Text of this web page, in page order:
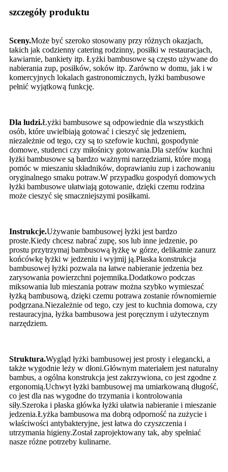
szczegóły produktu
Sceny.Może być szeroko stosowany przy różnych okazjach,
takich jak codzienny catering rodzinny, posiłki w restauracjach,
kawiarnie, bankiety itp. Łyżki bambusowe są często używane do
nabierania zup, posiłków, soków itp. Zarówno w domu, jak i w
komercyjnych lokalach gastronomicznych, łyżki bambusowe
pełnić wyjątkową funkcję.
Dla ludzi.Łyżki bambusowe są odpowiednie dla wszystkich
osób, które uwielbiają gotować i cieszyć się jedzeniem,
niezależnie od tego, czy są to szefowie kuchni, gospodynie
domowe, studenci czy miłośnicy gotowania.Dla szefów kuchni
łyżki bambusowe są bardzo ważnymi narzędziami, które mogą
pomóc w mieszaniu składników, doprawianiu zup i zachowaniu
oryginalnego smaku potraw.W przypadku gospodyń domowych
łyżki bambusowe ułatwiają gotowanie, dzięki czemu rodzina
może cieszyć się smaczniejszymi posiłkami.
Instrukcje.Używanie bambusowej łyżki jest bardzo
proste.Kiedy chcesz nabrać zupę, sos lub inne jedzenie, po
prostu przytrzymaj bambusową łyżkę w górze, delikatnie zanurz
końcówkę łyżki w jedzeniu i wyjmij ją.Płaska konstrukcja
bambusowej łyżki pozwala na łatwe nabieranie jedzenia bez
zarysowania powierzchni pojemnika.Dodatkowo podczas
miksowania lub mieszania potraw można szybko wymieszać
łyżką bambusową, dzięki czemu potrawa zostanie równomiernie
podgrzana.Niezależnie od tego, czy jest to kuchnia domowa, czy
restauracyjna, łyżka bambusowa jest poręcznym i użytecznym
narzędziem.
Struktura.Wygląd łyżki bambusowej jest prosty i elegancki, a
także wygodnie leży w dłoni.Głównym materiałem jest naturalny
bambus, a ogólna konstrukcja jest zakrzywiona, co jest zgodne z
ergonomią.Uchwyt łyżki bambusowej ma umiarkowaną długość,
co jest dla nas wygodne do trzymania i kontrolowania
siły.Szeroka i płaska główka łyżki ułatwia nabieranie i mieszanie
jedzenia.Łyżka bambusowa ma dobrą odporność na zużycie i
właściwości antybakteryjne, jest łatwa do czyszczenia i
utrzymania higieny.Został zaprojektowany tak, aby spełniać
nasze różne potrzeby kulinarne.